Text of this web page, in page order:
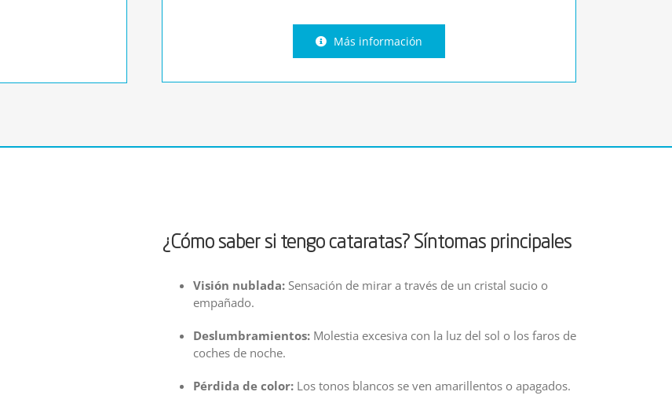
Más información
¿Cómo saber si tengo cataratas? Síntomas principales
Visión nublada:Sensación de mirar a través de un cristal sucio o
empañado.
Deslumbramientos:Molestia excesiva con la luz del sol o los faros de
coches de noche.
Pérdida de color:Los tonos blancos se ven amarillentos o apagados.